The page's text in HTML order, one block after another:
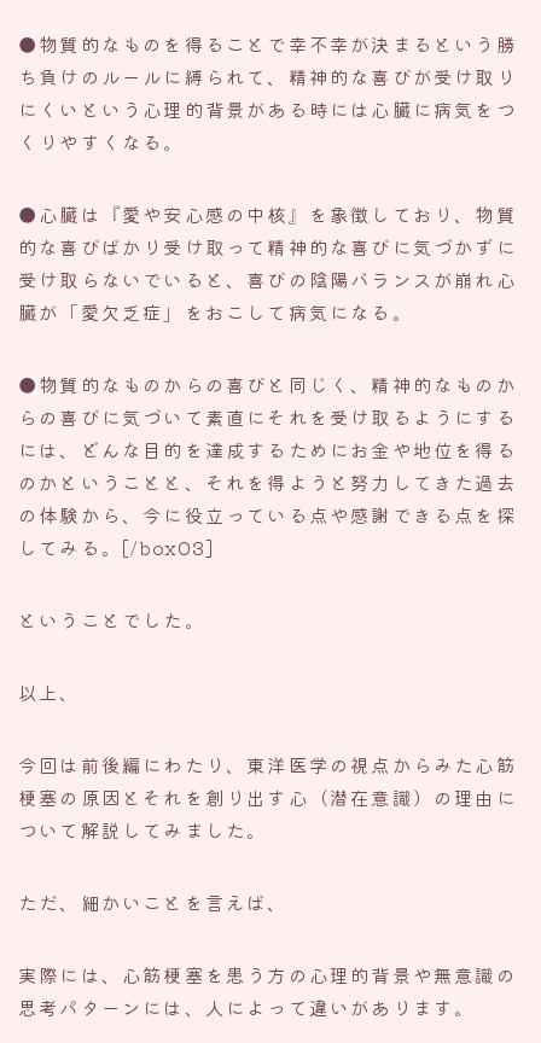
●物質的なものを得ることで幸不幸が決まるという勝
ち負けのルールに縛られて、精神的な喜びが受け取り
にくいという心理的背景がある時には心臓に病気をつ
くりやすくなる。
●心臓は『愛や安心感の中核』を象徴しており、物質
的な喜びばかり受け取って精神的な喜びに気づかずに
受け取らないでいると、喜びの陰陽バランスが崩れ心
臓が「愛欠乏症」をおこして病気になる。
●物質的なものからの喜びと同じく、精神的なものか
らの喜びに気づいて素直にそれを受け取るようにする
には、どんな目的を達成するためにお金や地位を得る
のかということと、それを得ようと努力してきた過去
の体験から、今に役立っている点や感謝できる点を探
してみる。[/box03]
ということでした。
以上、
今回は前後編にわたり、東洋医学の視点からみた心筋
梗塞の原因とそれを創り出す心（潜在意識）の理由に
ついて解説してみました。
ただ、細かいことを言えば、
実際には、心筋梗塞を患う方の心理的背景や無意識の
思考パターンには、人によって違いがあります。